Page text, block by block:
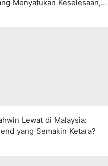
Menyatukan Keselesaan,
Lewat di Malaysia:
yang Semakin Ketara?